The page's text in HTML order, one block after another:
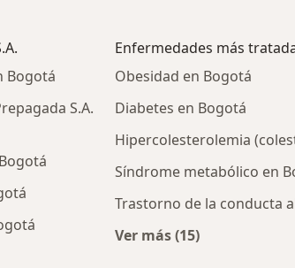
Bogotá
S.A.
Enfermedades más
Obesidad en Bogotá
Diabetes en Bogotá
Hipercolesterolemia
Síndrome metabólico en
Trastorno de la conducta
Ver más (15)